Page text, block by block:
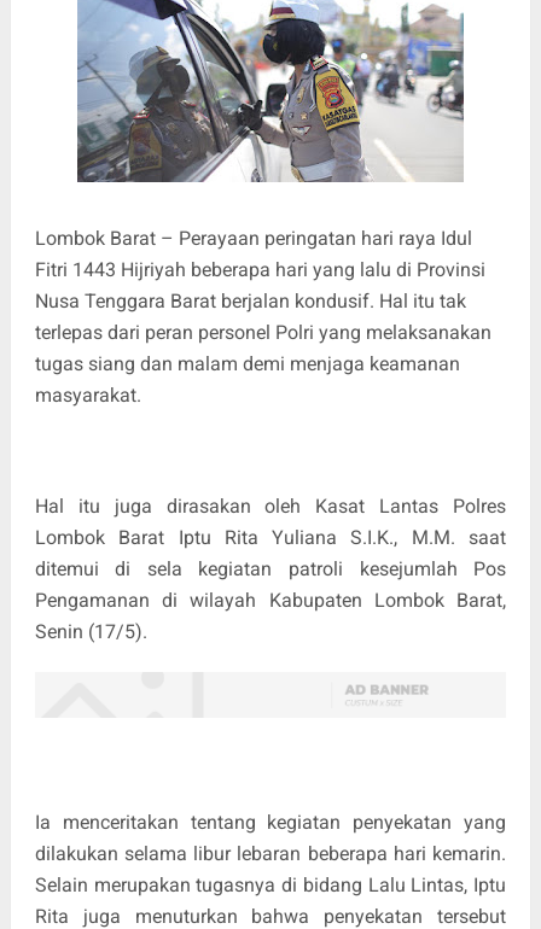
Lombok Barat – Perayaan peringatan hari raya Idul
Fitri 1443 Hijriyah beberapa hari yang lalu di Provinsi
Nusa Tenggara Barat berjalan kondusif. Hal itu tak
terlepas dari peran personel Polri yang melaksanakan
tugas siang dan malam demi menjaga keamanan
masyarakat.
Hal itu juga dirasakan oleh Kasat Lantas Polres
Lombok Barat Iptu Rita Yuliana S.I.K., M.M. saat
ditemui di sela kegiatan patroli kesejumlah Pos
Pengamanan di wilayah Kabupaten Lombok Barat,
Senin (17/5).
Ia menceritakan tentang kegiatan penyekatan yang
dilakukan selama libur lebaran beberapa hari kemarin.
Selain merupakan tugasnya di bidang Lalu Lintas, Iptu
Rita juga menuturkan bahwa penyekatan tersebut